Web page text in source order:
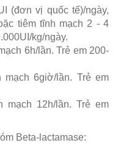
(đơn vị quốc tế)/ngày,
tiêm tĩnh mạch 2 - 4
kg/ngày.
6h/lần. Trẻ em 200-
mạch 6giờ/lần. Trẻ em
mạch 12h/lần. Trẻ em
Beta-lactamase: